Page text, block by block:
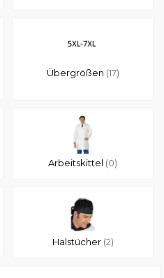
Übergrößen (17)
Arbeitskittel (0)
Halstücher (2)